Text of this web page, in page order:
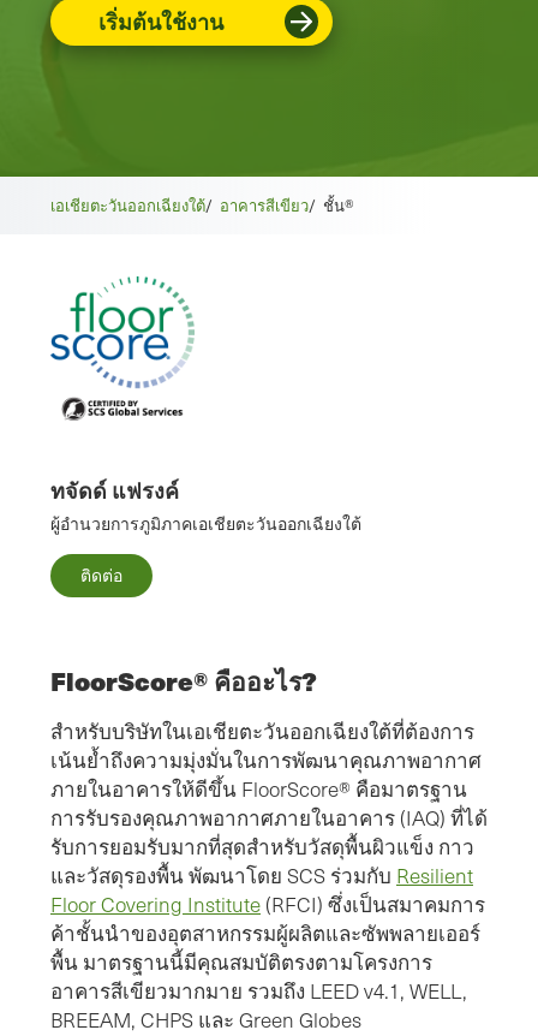
เริ่มต้นใช้งาน
เอเชียตะวันออกเฉียงใต้/ อาคารสีเขียว/ ชั้น®
ทจัดด์ แฟรงค์
ผู้อํานวยการภูมิภาคเอเชียตะวันออกเฉียงใต้
ติดต่อ
FloorScore® คืออะไร?
สำหรับบริษัทในเอเชียตะวันออกเฉียงใต้ที่ต้องการ
เน้นย้ำถึงความมุ่งมั่นในการพัฒนาคุณภาพอากาศ
ภายในอาคารให้ดีขึ้น FloorScore® คือมาตรฐาน
การรับรองคุณภาพอากาศภายในอาคาร (IAQ) ที่ได้
รับการยอมรับมากที่สุดสำหรับวัสดุพื้นผิวแข็ง กาว
และวัสดุรองพื้น พัฒนาโดย SCS ร่วมกับ Resilient
Floor Covering Institute (RFCI) ซึ่งเป็นสมาคมการ
ค้าชั้นนำของอุตสาหกรรมผู้ผลิตและซัพพลายเออร์
พื้น มาตรฐานนี้มีคุณสมบัติตรงตามโครงการ
อาคารสีเขียวมากมาย รวมถึง LEED v4.1, WELL,
BREEAM, CHPS และ Green Globes